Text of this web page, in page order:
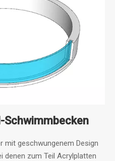
Schwimmbecken
mit geschwungenem Design
denen zum Teil Acrylplatten